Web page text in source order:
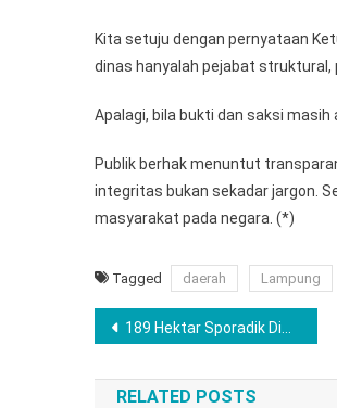
Kita setuju dengan pernyataan
dinas hanyalah pejabat
Apalagi, bila bukti dan saksi
Publik berhak menuntut
integritas bukan sekadar jargon.
masyarakat pada negara. (*)
Tagged daerah Lampung
Navigasi
pos
189 Hektar Sporadik Diduga Palsu, Kades & Dua Perwira Polisi Terseret
RELATED POSTS